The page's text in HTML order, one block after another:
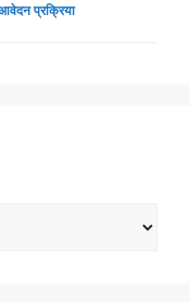
प्रक्रिया